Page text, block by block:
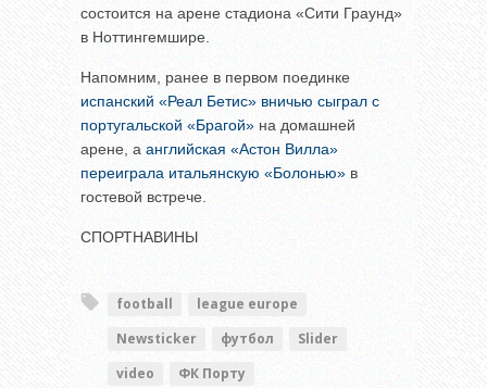
состоится на арене стадиона «Сити Граунд»
в Ноттингемшире.
Напомним, ранее в первом поединке
испанский «Реал Бетис» вничью сыграл с
португальской «Брагой» на домашней
арене, а английская «Астон Вилла»
переиграла итальянскую «Болонью» в
гостевой встрече.
СПОРТНАВИНЫ
football
league europe
Newsticker
футбол
Slider
video
ФК Порту